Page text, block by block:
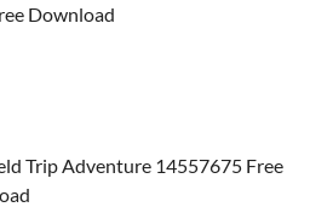
Download
Trip Adventure 14557675 Free